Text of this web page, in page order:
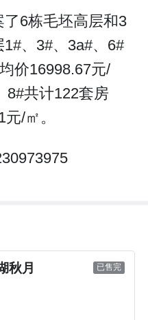
6栋毛坯高层和3
、3#、3a#、6#
价16998.67元/
8#共计122套房
/㎡。
秋月 已售完